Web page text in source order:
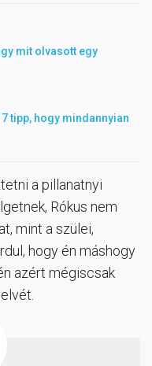
mit olvasott egy
tipp, hogy mindannyian
a pillanatnyi
Rókus nem
mint a szülei,
hogy én máshogy
azért mégiscsak